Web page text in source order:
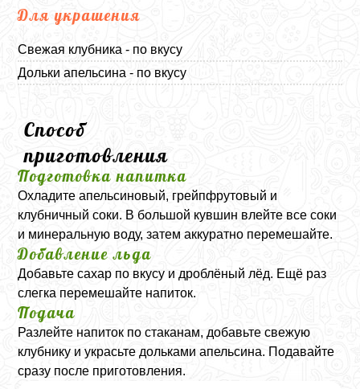
Для украшения
Свежая клубника - по вкусу
Дольки апельсина - по вкусу
Способ
приготовления
Подготовка напитка
Охладите апельсиновый, грейпфрутовый и
клубничный соки. В большой кувшин влейте все соки
и минеральную воду, затем аккуратно перемешайте.
Добавление льда
Добавьте сахар по вкусу и дроблёный лёд. Ещё раз
слегка перемешайте напиток.
Подача
Разлейте напиток по стаканам, добавьте свежую
клубнику и украсьте дольками апельсина. Подавайте
сразу после приготовления.